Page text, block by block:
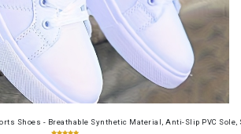
Shoes - Breathable Synthetic Material, Anti-Slip PVC